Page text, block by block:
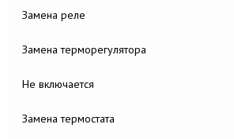
Замена реле
Замена терморегулятора
Не включается
Замена термостата